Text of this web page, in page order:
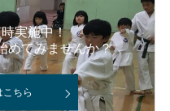
実施中！
めてみませんか？
ちら